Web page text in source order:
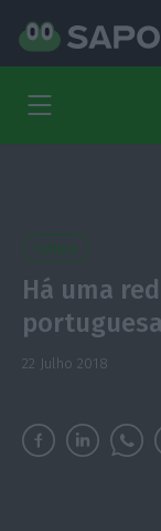
Cultura
Há uma
22 Julho 2018